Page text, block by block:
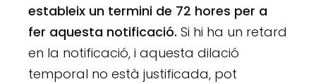
estableix un termini de 72 hores per a
fer aquesta notificació. Si hi ha un retard
en la notificació, i aquesta dilació
temporal no està justificada, pot